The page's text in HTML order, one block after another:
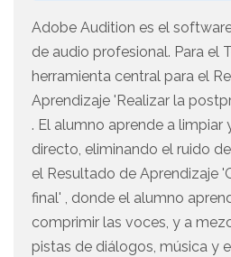
Adobe Audition es el
de audio profesional. Para el
herramienta central para el
Aprendizaje 'Realizar la
. El alumno aprende a limpiar
directo, eliminando el ruido
el Resultado de Aprendizaje
final' , donde el alumno
comprimir las voces, y a
pistas de diálogos, música y